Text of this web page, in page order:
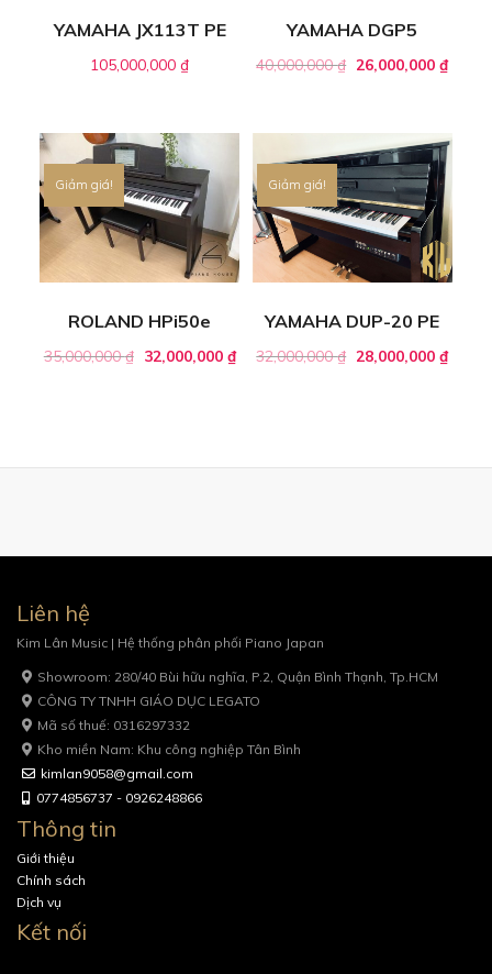
YAMAHA JX113T PE
105,000,000₫
YAMAHA DGP5
40,000,000₫ 26,000,000₫
Giảm giá!
ROLAND HPi50e
35,000,000₫ 32,000,000 ₫
Giảm giá!
YAMAHA DUP-20 PE
32,000,000₫ 28,000,000₫
Liên hệ
Kim Lân Music | Hệ thống phân phối Piano Japan
Showroom: 280/40 Bùi hữu nghĩa, P.2, Quận Bình Thạnh, Tp.HCM
CÔNG TY TNHH GIÁO DỤC LEGATO
Mã số thuế: 0316297332
Kho miền Nam: Khu công nghiệp Tân Bình
kimlan9058@gmail.com
0774856737 - 0926248866
Thông tin
Giới thiệu
Chính sách
Dịch vụ
Kết nối